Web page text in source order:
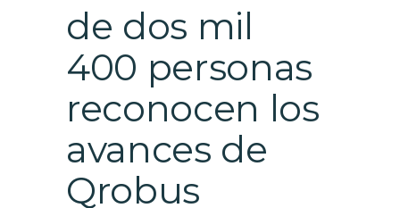
de dos mil
400 personas
reconocen los
avances de
Qrobus